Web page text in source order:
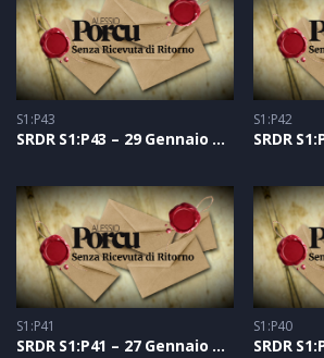
S1:P43
SRDR S1:P43 – 29 Gennaio 2021
S1:P42
S1:P41
SRDR S1:P41 – 27 Gennaio 2021
S1:P40